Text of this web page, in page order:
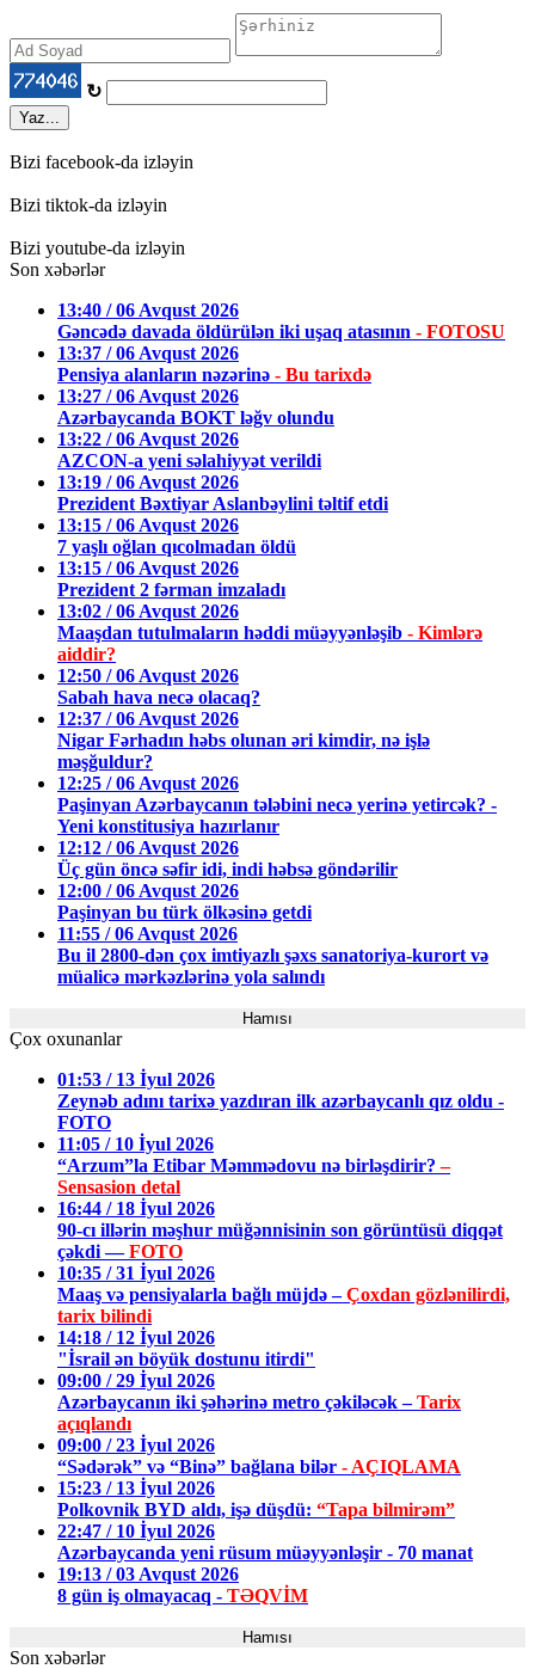
↻
Yaz...
Bizi facebook-da izləyin
Bizi tiktok-da izləyin
Bizi youtube-da izləyin
Son xəbərlər
13:40 / 06 Avqust 2026
Gəncədə davada öldürülən iki uşaq atasının - FOTOSU
13:37 / 06 Avqust 2026
Pensiya alanların nəzərinə - Bu tarixdə
13:27 / 06 Avqust 2026
Azərbaycanda BOKT ləğv olundu
13:22 / 06 Avqust 2026
AZCON-a yeni səlahiyyət verildi
13:19 / 06 Avqust 2026
Prezident Bəxtiyar Aslanbəylini təltif etdi
13:15 / 06 Avqust 2026
7 yaşlı oğlan qıcolmadan öldü
13:15 / 06 Avqust 2026
Prezident 2 fərman imzaladı
13:02 / 06 Avqust 2026
Maaşdan tutulmaların həddi müəyyənləşib - Kimlərə
aiddir?
12:50 / 06 Avqust 2026
Sabah hava necə olacaq?
12:37 / 06 Avqust 2026
Nigar Fərhadın həbs olunan əri kimdir, nə işlə
məşğuldur?
12:25 / 06 Avqust 2026
Paşinyan Azərbaycanın tələbini necə yerinə yetircək? -
Yeni konstitusiya hazırlanır
12:12 / 06 Avqust 2026
Üç gün öncə səfir idi, indi həbsə göndərilir
12:00 / 06 Avqust 2026
Paşinyan bu türk ölkəsinə getdi
11:55 / 06 Avqust 2026
Bu il 2800-dən çox imtiyazlı şəxs sanatoriya-kurort və
müalicə mərkəzlərinə yola salındı
Hamısı
Çox oxunanlar
01:53 / 13 İyul 2026
Zeynəb adını tarixə yazdıran ilk azərbaycanlı qız oldu -
FOTO
11:05 / 10 İyul 2026
“Arzum”la Etibar Məmmədovu nə birləşdirir?–
Sensasion detal
16:44 / 18 İyul 2026
90-cı illərin məşhur müğənnisinin son görüntüsü diqqət
çəkdi —FOTO
10:35 / 31 İyul 2026
Maaş və pensiyalarla bağlı müjdə –Çoxdan gözlənilirdi,
tarix bilindi
14:18 / 12 İyul 2026
"İsrail ən böyük dostunu itirdi"
09:00 / 29 İyul 2026
Azərbaycanın iki şəhərinə metro çəkiləcək –Tarix
açıqlandı
09:00 / 23 İyul 2026
“Sədərək” və “Binə” bağlana bilər - AÇIQLAMA
15:23 / 13 İyul 2026
Polkovnik BYD aldı, işə düşdü: “Tapa bilmirəm”
22:47 / 10 İyul 2026
Azərbaycanda yeni rüsum müəyyənləşir - 70 manat
19:13 / 03 Avqust 2026
8 gün iş olmayacaq - TƏQVİM
Hamısı
Son xəbərlər